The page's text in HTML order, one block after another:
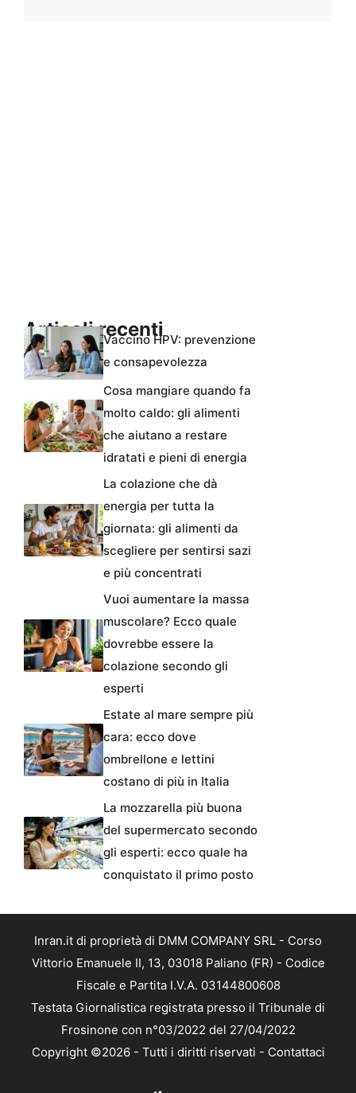
Articoli recentiVaccino HPV: prevenzione
e consapevolezza
Cosa mangiare quando fa
molto caldo: gli alimenti
che aiutano a restare
idratati e pieni di energia
La colazione che dà
energia per tutta la
giornata: gli alimenti da
scegliere per sentirsi sazi
e più concentrati
Vuoi aumentare la massa
muscolare? Ecco quale
dovrebbe essere la
colazione secondo gli
esperti
Estate al mare sempre più
cara: ecco dove
ombrellone e lettini
costano di più in Italia
La mozzarella più buona
del supermercato secondo
gli esperti: ecco quale ha
conquistato il primo posto
Inran.it di proprietà di DMM COMPANY SRL - Corso
Vittorio Emanuele II, 13, 03018 Paliano (FR) - Codice
Fiscale e Partita I.V.A. 03144800608
Testata Giornalistica registrata presso il Tribunale di
Frosinone con n°03/2022 del 27/04/2022
Copyright ©2026 - Tutti i diritti riservati - Contattaci